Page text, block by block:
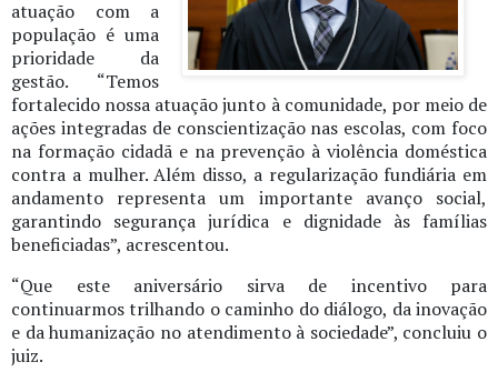
atuação com a
população é uma
prioridade da
gestão. “Temos
fortalecido nossa atuação junto à comunidade, por meio de
ações integradas de conscientização nas escolas, com foco
na formação cidadã e na prevenção à violência doméstica
contra a mulher. Além disso, a regularização fundiária em
andamento representa um importante avanço social,
garantindo segurança jurídica e dignidade às famílias
beneficiadas”, acrescentou.
“Que este aniversário sirva de incentivo para
continuarmos trilhando o caminho do diálogo, da inovação
e da humanização no atendimento à sociedade”, concluiu o
juiz.